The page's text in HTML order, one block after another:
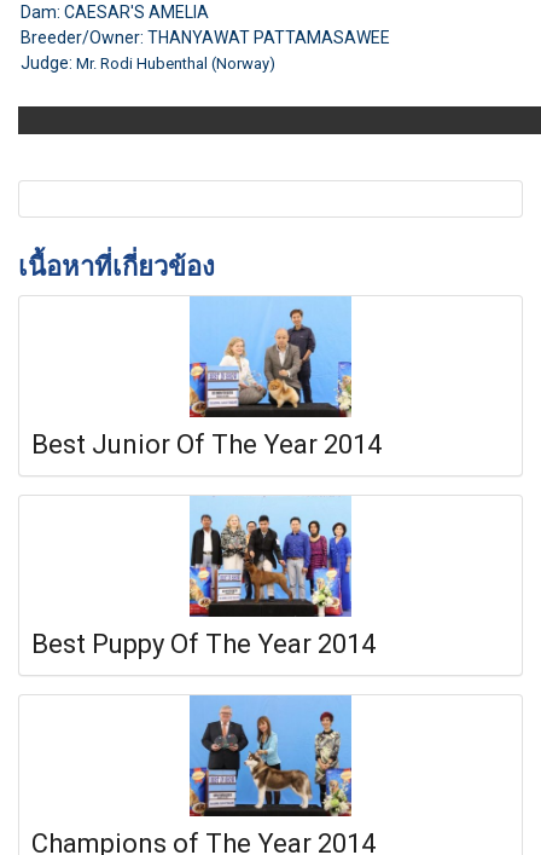
Dam: CAESAR'S AMELIA
Breeder/Owner: THANYAWAT PATTAMASAWEE
Judge: Mr. Rodi Hubenthal (Norway)
เนื้อหาที่เกี่ยวข้อง
Best Junior Of The Year 2014
Best Puppy Of The Year 2014
Champions of The Year 2014